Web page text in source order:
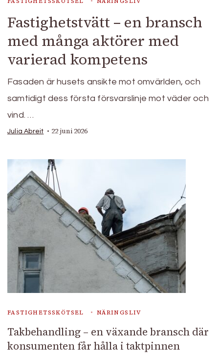
Fastighetstvätt – en bransch
med många aktörer med
varierad kompetens
Fasaden är husets ansikte mot omvärlden, och
samtidigt dess första försvarslinje mot väder och
vind. …
Julia Abreit 22 juni 2026
FASTIGHETSSKÖTSEL NÄRINGSLIV
Takbehandling – en växande bransch där
konsumenten får hålla i taktpinnen